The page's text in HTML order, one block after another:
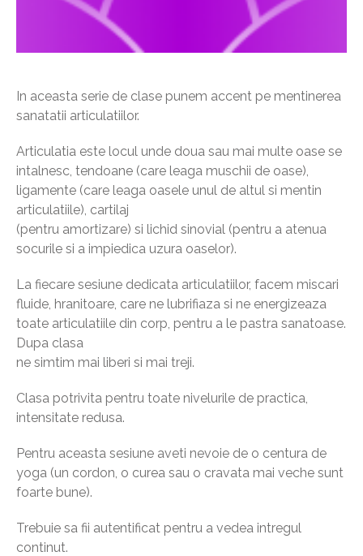
In aceasta serie de clase punem accent pe mentinerea
sanatatii articulatiilor.
Articulatia este locul unde doua sau mai multe oase se
intalnesc, tendoane (care leaga muschii de oase),
ligamente (care leaga oasele unul de altul si mentin
articulatiile), cartilaj
(pentru amortizare) si lichid sinovial (pentru a atenua
socurile si a impiedica uzura oaselor).
La fiecare sesiune dedicata articulatiilor, facem miscari
fluide, hranitoare, care ne lubrifiaza si ne energizeaza
toate articulatiile din corp, pentru a le pastra sanatoase.
Dupa clasa
ne simtim mai liberi si mai treji.
Clasa potrivita pentru toate nivelurile de practica,
intensitate redusa.
Pentru aceasta sesiune aveti nevoie de o centura de
yoga (un cordon, o curea sau o cravata mai veche sunt
foarte bune).
Trebuie sa fii autentificat pentru a vedea intregul
continut.